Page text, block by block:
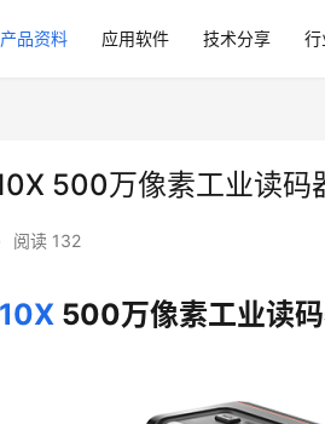
产品资料 应用软件 技术分享 行
500万像素工业读码
阅读 132
500万像素工业读